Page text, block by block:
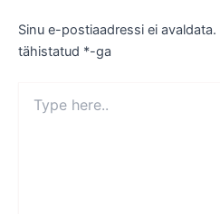
Sinu e-postiaadressi ei avaldata.
tähistatud *-ga
here..